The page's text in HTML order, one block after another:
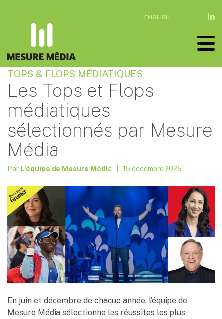
ENGLISH
TOPS & FLOPS MÉDIATIQUES
Les Tops et Flops
médiatiques
sélectionnés par Mesure
Média
Par L'équipe de Mesure Média | 15 décembre 2025
En juin et décembre de chaque année, l’équipe de
Mesure Média sélectionne les réussites les plus